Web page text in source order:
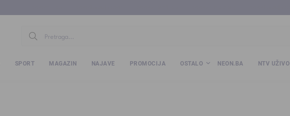
SPORT MAGAZIN NAJAVE PROMOCIJA OSTALO NEON.BA NTV UŽIVO